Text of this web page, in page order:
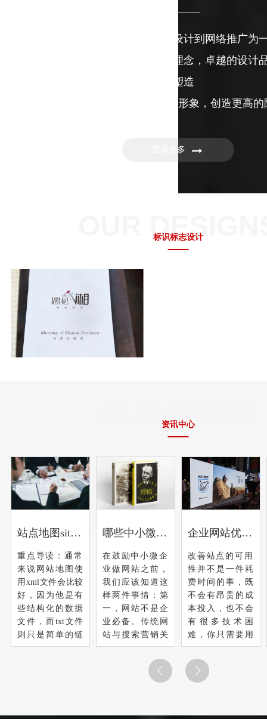
————
我们以网站建设为核心，提供商业设计到网络推广为
以兼具国际视野与本土文化的设计理念，卓越的设计
上塑造
具有差异化、专属性的品牌形象，创造更高
查看更多
标识标志设计
OUR
资讯中心
OUR NEWS
网络推广时怎样可以制作出高质量的伪原创文章？
伪原创的概念主
要在网络推广中
流行。原因是大
多数依赖网络推
广的中小型企业
的网站维护人员
无法提供大量的
原创内容，但是
讲伪原创就是将
站点地图sitemap是用xml还是txt好
重点导读：通常
来说网站地图使
用xml文件会比较
好，因为他是有
些结构化的数据
文件，而txt文件
则只是简单的链
接表。并且xml不
管是百度搜索还
是其他的搜索引
问题：做sitemap
哪些中小微企业需要做企业官网排名优化？
在鼓励中小微企
业做网站之前，
我们应该知道这
样两件事情：第
一，网站不是企
业必备。传统网
站与搜索营销关
联，不少用户无
意识的“弃搜”，这
是时代在向前发
小程序、微信公